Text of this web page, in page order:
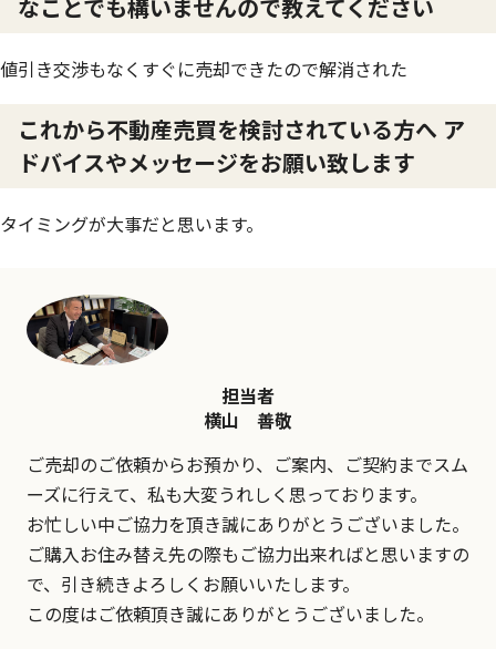
なことでも構いませんので教えてください
値引き交渉もなくすぐに売却できたので解消された
これから不動産売買を検討されている方へ ア
ドバイスやメッセージをお願い致します
タイミングが大事だと思います。
担当者
横山 善敬
ご売却のご依頼からお預かり、ご案内、ご契約までスム
ーズに行えて、私も大変うれしく思っております。
お忙しい中ご協力を頂き誠にありがとうございました。
ご購入お住み替え先の際もご協力出来ればと思いますの
で、引き続きよろしくお願いいたします。
この度はご依頼頂き誠にありがとうございました。